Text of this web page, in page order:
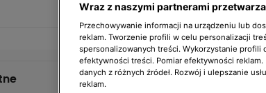
Informacje o nadawcy
Wraz z naszymi partnerami
Przechowywanie informacji na urządzeniu lub
reklam. Tworzenie profili w celu personalizacji
spersonalizowanych treści. Wykorzystanie profili
efektywności treści. Pomiar efektywności
danych z różnych źródeł. Rozwój i ulepszanie
reklam.